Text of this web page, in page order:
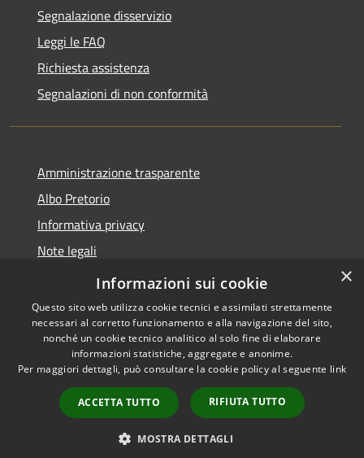
Segnalazione disservizio
Leggi le FAQ
Richiesta assistenza
Segnalazioni di non conformità
Amministrazione trasparente
Albo Pretorio
Informativa privacy
Note legali
Dichiarazione di accessibilità
Accessibilità
Copyright © 2026 • Città di
Vimercate • Powered by
Municipium•
Accesso
redazione
×
Informazioni sui cookie
Questo sito web utilizza cookie tecnici e assimilati strettamente
necessari al corretto funzionamento e alla navigazione del sito,
nonché un cookie tecnico analitico al solo fine di elaborare
informazioni statistiche, aggregate e anonime.
Per maggiori dettagli, può consultare la cookie policy al seguente link
ACCETTA TUTTO RIFIUTA TUTTO
MOSTRA DETTAGLI